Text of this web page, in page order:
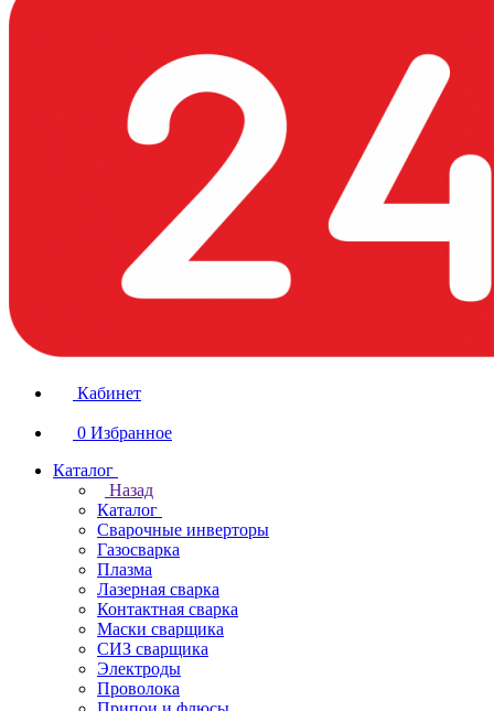
Кабинет
0 Избранное
Каталог
Назад
Каталог
Сварочные инверторы
Газосварка
Плазма
Лазерная сварка
Контактная сварка
Маски сварщика
СИЗ сварщика
Электроды
Проволока